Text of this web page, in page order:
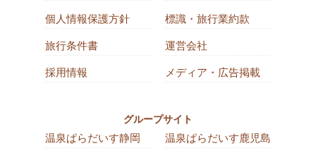
個人情報保護方針 標識・旅行業約款
旅行条件書 運営会社
採用情報 メディア・広告掲載
グループサイト
温泉ぱらだいす静岡 温泉ぱらだいす鹿児島